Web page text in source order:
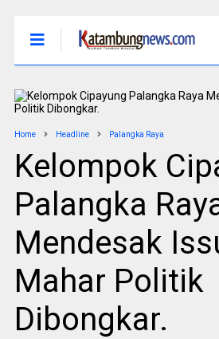
Home Headline Palangka Raya
Kelompok
Palangka
Mendesak
Mahar Politik
Dibongkar.